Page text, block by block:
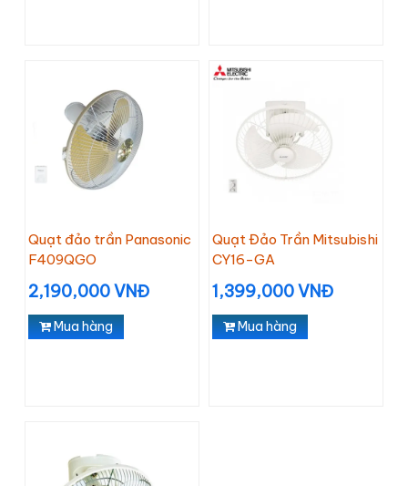
Quạt đảo trần Panasonic
F409QGO
2,190,000 VNĐ
Mua hàng
Quạt Đảo Trần Mitsubishi
CY16-GA
1,399,000 VNĐ
Mua hàng